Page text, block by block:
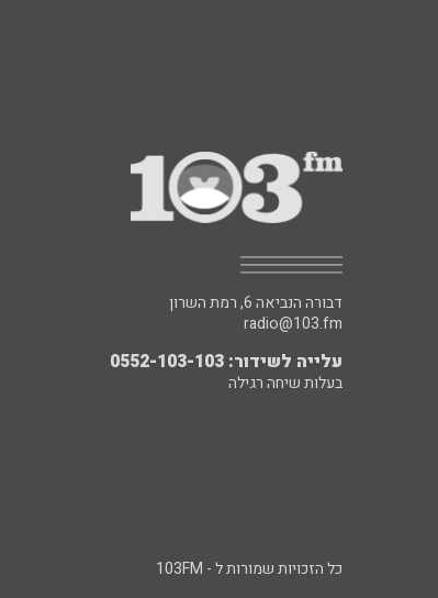
דבורה הנביאה 6, רמת השרון
radio@103.fm
עלייה לשידור: 0552-103-103
בעלות שיחה רגילה
כל הזכויות שמורות ל - 103FM